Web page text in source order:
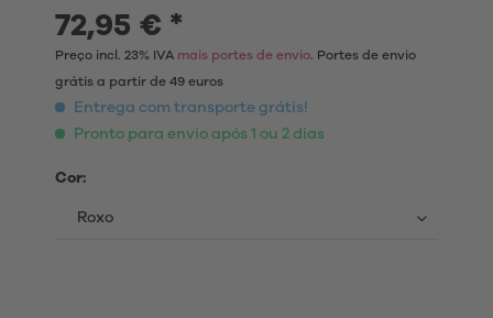
72,95 € *
Preço incl. 23% IVA mais portes de envio. Portes de envio
grátis a partir de 49 euros
Entrega com transporte grátis!
Pronto para envio após 1 ou 2 dias
Cor: